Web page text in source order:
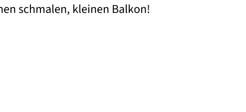
schmalen, kleinen Balkon!